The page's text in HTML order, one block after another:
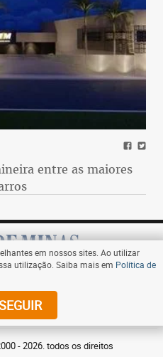
entre as maiores
- 2026. todos os direitos
em nossos sites. Ao utilizar
utilização. Saiba mais em Política de